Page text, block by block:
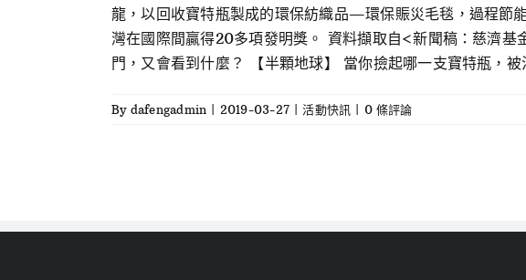
龍，以回收寶特瓶製成的環保紡織品—環保賑災毛毯，過程節
灣在國際間贏得20多項發明獎。 資料擷取自<新聞稿：慈濟
門，又會看到什麼？ 【半顆地球】 當你撿起哪一支寶特瓶，
By dafengadmin 2019-03-27 活動快訊 0 條評論